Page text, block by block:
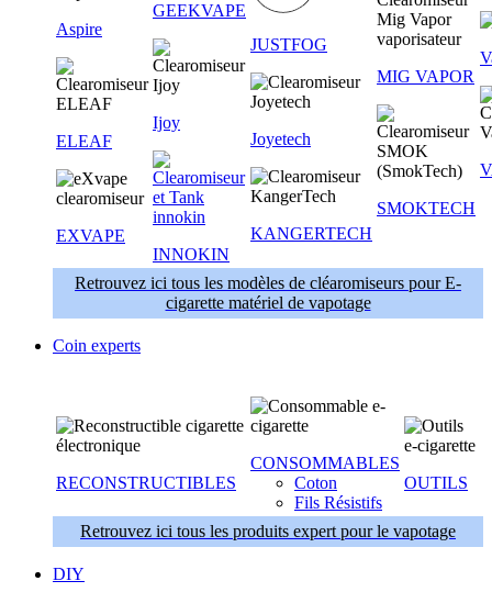
Aspire
ELEAF
EXVAPE
GEEKVAPE
Ijoy
INNOKIN
JUSTFOG
Joyetech
KANGERTECH
MIG VAPOR
SMOKTECH
Retrouvez ici tous les modèles de cléaromiseurs pour E-
cigarette matériel de vapotage
Coin experts
RECONSTRUCTIBLES
CONSOMMABLES
Coton
Fils Résistifs
OUTILS
Retrouvez ici tous les produits expert pour le vapotage
DIY